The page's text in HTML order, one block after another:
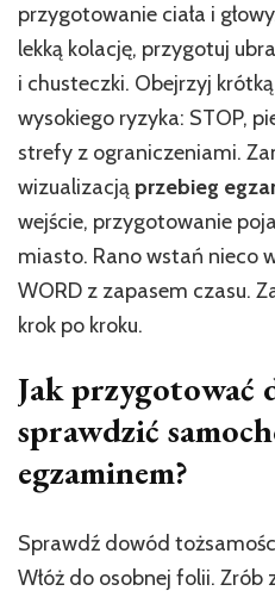
przygotowanie ciała i
lekką kolację, przygotuj
i chusteczki. Obejrzyj
wysokiego ryzyka: STOP,
strefy z ograniczeniami.
wizualizacją przebieg
wejście, przygotowanie
miasto. Rano wstań nieco
WORD z zapasem czasu.
krok po kroku.
Jak przygotować
sprawdzić
egzaminem?
Sprawdź dowód
Włóż do osobnej folii.